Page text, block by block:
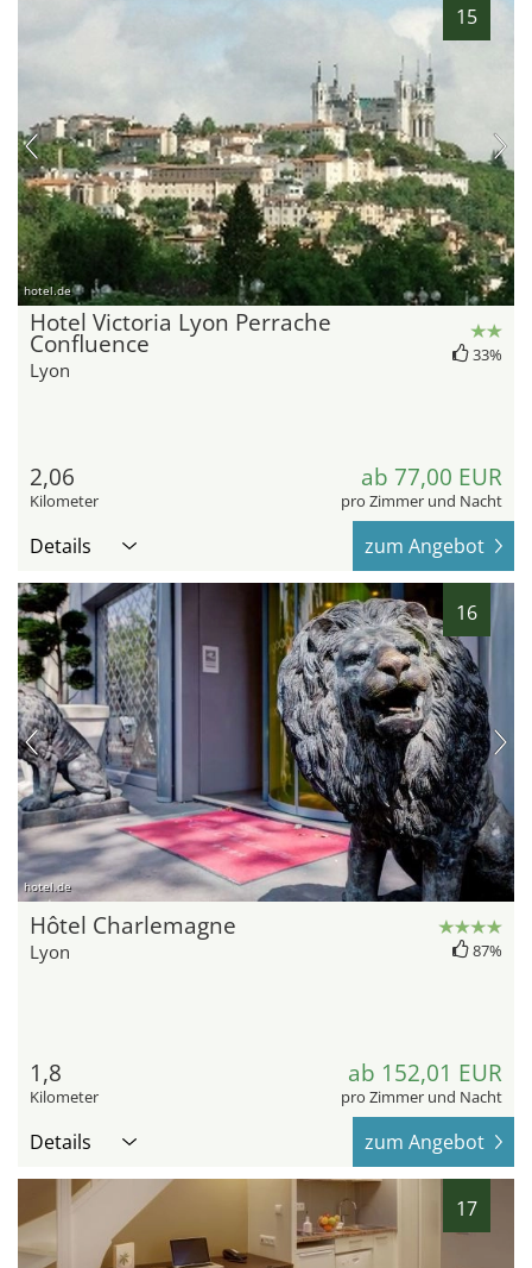
15
hotel.de
Hotel Victoria Lyon Perrache
Confluence
Lyon
33%
2,06
Kilometer
ab 77,00 EUR
pro Zimmer und Nacht
Details zum Angebot
16
hotel.de
Hôtel Charlemagne
Lyon 87%
1,8
Kilometer
ab 152,01 EUR
pro Zimmer und Nacht
Details zum Angebot
17